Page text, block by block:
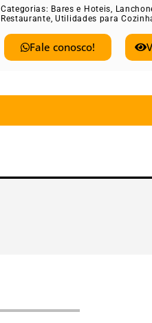
Categorias: Bares e Hoteis,
Restaurante, Utilidades para
Fale conosco!